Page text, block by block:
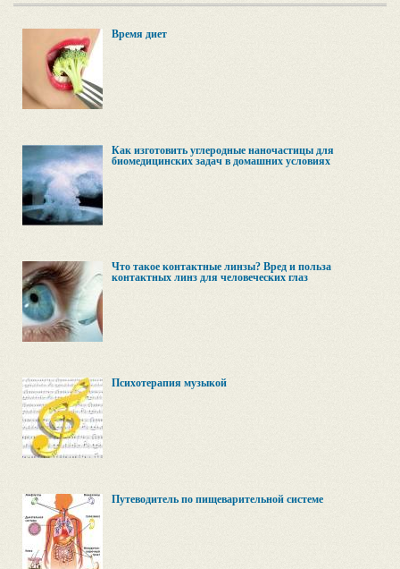
Время диет
Как изготовить углеродные наночастицы для
биомедицинских задач в домашних условиях
Что такое контактные линзы? Вред и польза
контактных линз для человеческих глаз
Психотерапия музыкой
Путеводитель по пищеварительной системе